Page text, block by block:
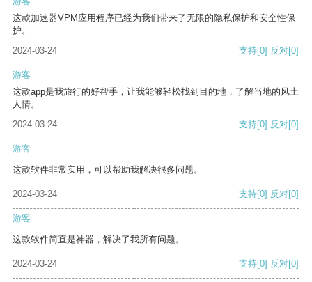
这款加速器VPM应用程序已经为我们带来了无限的隐私保护和安全性保
护。
2024-03-24
支持[0] 反对[0]
游客
这款app是我旅行的好帮手，让我能够轻松找到目的地，了解当地的风土
人情。
2024-03-24
支持[0] 反对[0]
游客
这款软件非常实用，可以帮助我解决很多问题。
2024-03-24 支持[0] 反对[0]
游客
这款软件简直是神器，解决了我所有问题。
2024-03-24 支持[0] 反对[0]